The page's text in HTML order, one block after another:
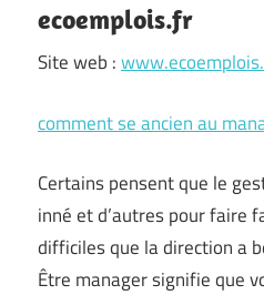
ecoemplois.fr
Site web :
comment se ancien au
Certains pensent que le
inné et d’autres pour faire
difficiles que la direction a
Être manager signifie que